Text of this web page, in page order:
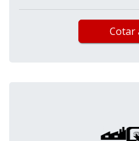
Cotar